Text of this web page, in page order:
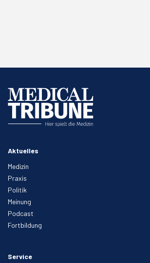
Aktuelles
Medizin
Praxis
Politik
Meinung
Podcast
Fortbildung
Service